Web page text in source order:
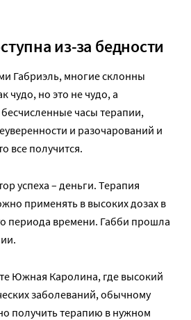
из-за бедности
Габриэль, многие склонны
чудо, но это не чудо, а
часы терапии,
и разочарований и
все получится.
успеха – деньги. Терапия
применять в высоких дозах в
периода времени. Габби прошла
Южная Каролина, где высокий
заболеваний, обычному
получить терапию в нужном